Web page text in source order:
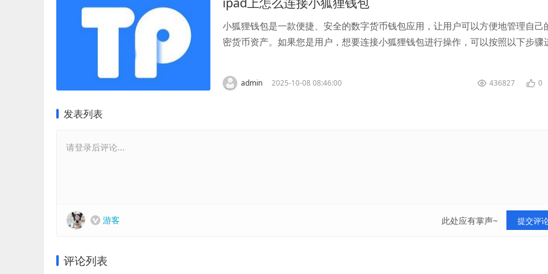
小狐狸钱包是一款便捷、安全的数字货币钱包应用，让用户可以方便地管理自己
密货币资产。如果您是用户，想要连接小狐狸钱包进行操作，可以按照以下步骤
admin 2025-10-08 08:46:00 436827 0
发表列表
请登录后评论...
游客 此处应有掌声~ 提交评
评论列表